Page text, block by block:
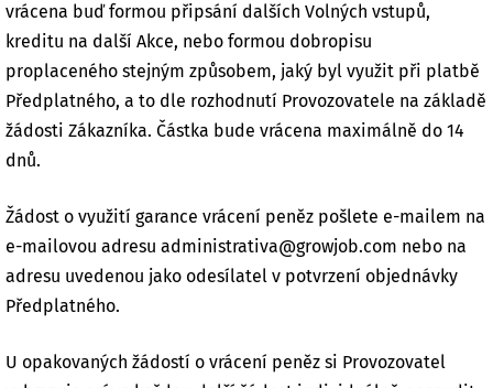
vrácena buď formou připsání dalších Volných vstupů,
kreditu na další Akce, nebo formou dobropisu
proplaceného stejným způsobem, jaký byl využit při platbě
Předplatného, a to dle rozhodnutí Provozovatele na základě
žádosti Zákazníka. Částka bude vrácena maximálně do 14
dnů.
Žádost o využití garance vrácení peněz pošlete e-mailem na
e-mailovou adresu administrativa@growjob.com nebo na
adresu uvedenou jako odesílatel v potvrzení objednávky
Předplatného.
U opakovaných žádostí o vrácení peněz si Provozovatel